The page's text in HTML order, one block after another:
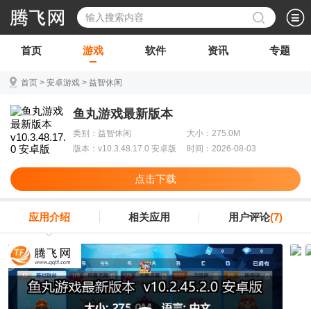
首页 游戏 软件 资讯 专题
首页 > 安卓游戏 > 益智休闲
鱼丸游戏最新版本
类别：益智休闲
大小：275.0M
版本：v10.3.48.17.0 安卓版
时间：2026-08-03
点击下载
应用介绍 相关应用 用户评论(7)